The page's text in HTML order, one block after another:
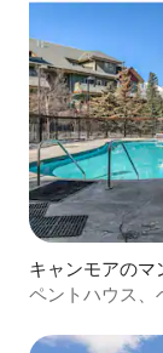
キャンモアのマ
ペントハウス、